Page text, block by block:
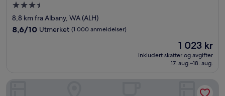
Overnattingssted
med
3.5
8,8 km fra Albany, WA (ALH)
8.6
8,6/10 Utmerket (1 000 anmeldelser)
Prisen
er
1 023 kr
1 023 kr
inkludert skatter og avgifter
17. aug.–18. aug.